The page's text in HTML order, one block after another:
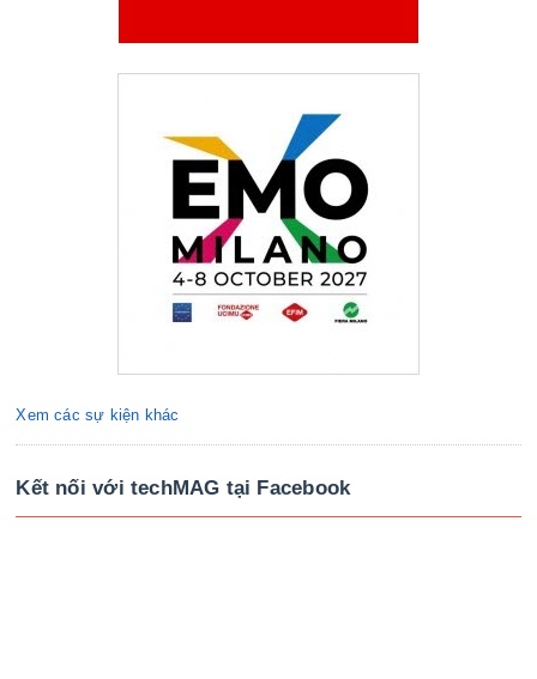
Xem các sự kiện khác
Kết nối với techMAG tại Facebook